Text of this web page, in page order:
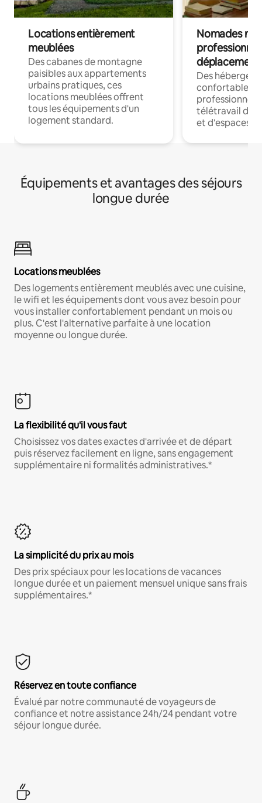
Locations entièrement
meublées
Des cabanes de montagne
paisibles aux appartements
urbains pratiques, ces
locations meublées offrent
tous les équipements d'un
logement standard.
Nomades
déplacement
Des
confortables
professionnels
télétravail
et d'espaces
Équipements et avantages des séjours
longue durée
Locations meublées
Des logements entièrement meublés avec une cuisine,
le wifi et les équipements dont vous avez besoin pour
vous installer confortablement pendant un mois ou
plus. C'est l'alternative parfaite à une location
moyenne ou longue durée.
La flexibilité qu'il vous faut
Choisissez vos dates exactes d'arrivée et de départ
puis réservez facilement en ligne, sans engagement
supplémentaire ni formalités administratives.*
La simplicité du prix au mois
Des prix spéciaux pour les locations de vacances
longue durée et un paiement mensuel unique sans frais
supplémentaires.*
Réservez en toute confiance
Évalué par notre communauté de voyageurs de
confiance et notre assistance 24h/24 pendant votre
séjour longue durée.